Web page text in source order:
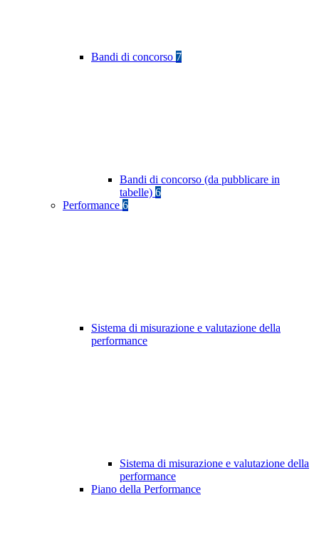
Bandi di concorso 7
Bandi di concorso (da pubblicare in
tabelle) 6
Performance 6
Sistema di misurazione e valutazione della
performance
Sistema di misurazione e valutazione della
performance
Piano della Performance